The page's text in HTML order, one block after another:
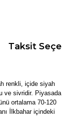
Taksit
renkli, içide siyah
ve sivridir. Piyasada
ortalama 70-120
İlkbahar içindeki